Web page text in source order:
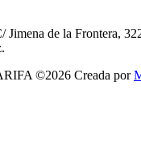
Jimena de la Frontera,
©2026 Creada por